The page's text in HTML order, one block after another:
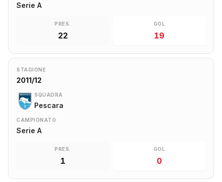
Serie A
PRES.
22
GOL
19
STAGIONE
2011/12
SQUADRA
Pescara
CAMPIONATO
Serie A
PRES.
1
GOL
0